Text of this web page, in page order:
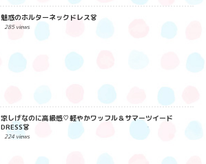
魅惑のホルターネックドレス👗
285 views
涼しげなのに高級感♡軽やかワッフル＆サマーツイード
DRESS👗
224 views